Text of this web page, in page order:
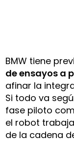
BMW tiene
de ensayos a
afinar la
Si todo va
fase piloto
el robot
de la cadena